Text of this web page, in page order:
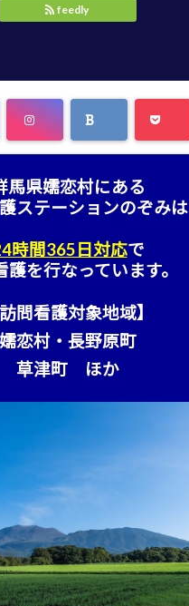
feedly
馬県嬬恋村にある
ステーションのぞみは
時間365日対応で
護を行なっています。
訪問看護対象地域】
嬬恋村・長野原町
草津町 ほか